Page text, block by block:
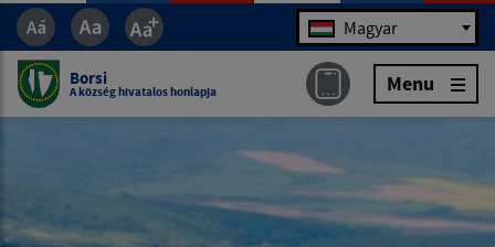
Jazyk Magyar
Borsi
A község hivatalos honlapja Menu